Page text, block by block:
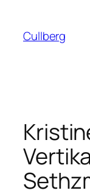
innehåll
Cullberg